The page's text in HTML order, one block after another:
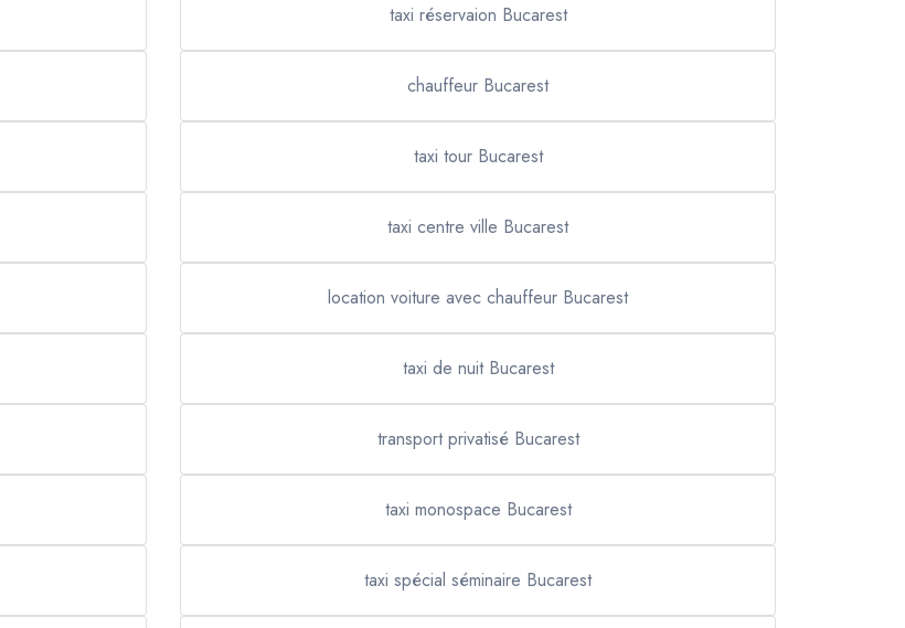
taxi réservaion Bucarest
chauffeur Bucarest
taxi tour Bucarest
taxi centre ville Bucarest
location voiture avec chauffeur Bucarest
taxi de nuit Bucarest
transport privatisé Bucarest
taxi monospace Bucarest
taxi spécial séminaire Bucarest